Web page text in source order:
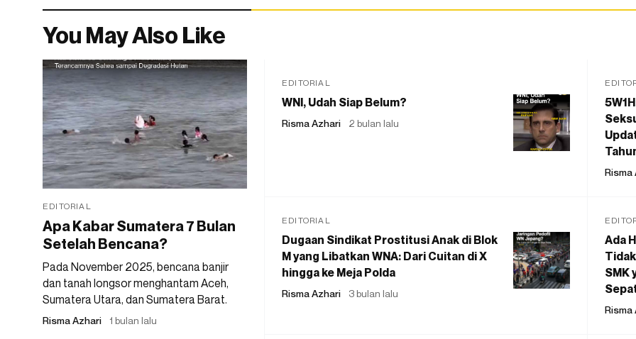
You May Also Like
EDITORIAL
Apa Kabar Sumatera 7 Bulan
Setelah Bencana?
Pada November 2025, bencana banjir
dan tanah longsor menghantam Aceh,
Sumatera Utara, dan Sumatera Barat.
Risma Azhari 1 bulan lalu
EDITORIAL
WNI, Udah Siap Belum?
Risma Azhari 2 bulan lalu
Risma
EDITORIAL
Dugaan Sindikat Prostitusi Anak di Blok
M yang Libatkan WNA: Dari Cuitan di X
hingga ke Meja Polda
Risma Azhari 3 bulan lalu
Ada
SMK
Risma